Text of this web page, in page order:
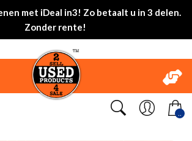
met iDeal in3! Zo betaalt u in 3 delen.
Zonder rente!
..